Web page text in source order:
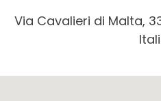
Via Cavalieri di Malta,